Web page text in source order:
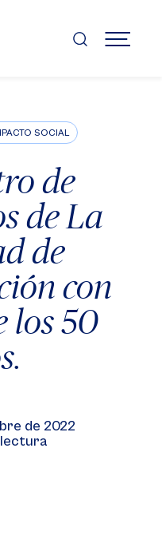
MENÚ
SOCIAL
de
de La
de
con
los 50
de 2022